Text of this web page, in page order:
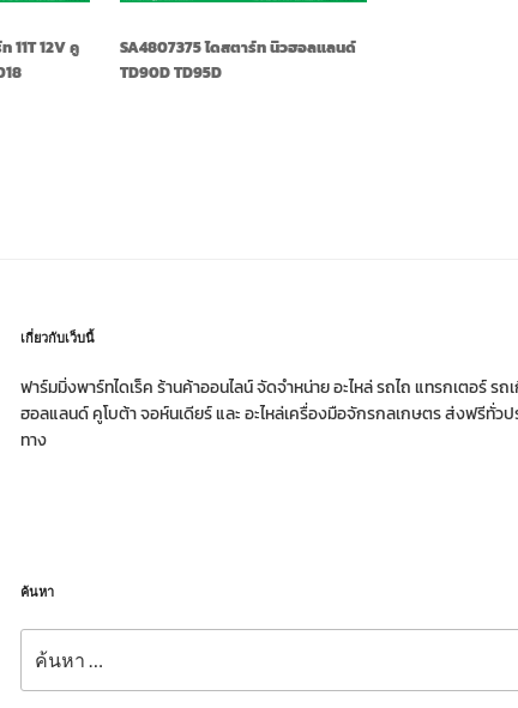
11T 12V คู
SA4807375 ไดสตาร์ท นิวฮอลแลนด์
TD90D TD95D
เกี่ยวกับเว็บนี้
ฟาร์มมิ่งพาร์ทไดเร็ค ร้านค้าออนไลน์ จัดจำหน่าย อะไหล่ รถไถ แทรกเตอร์ ร
ฮอลแลนด์ คูโบต้า จอห์นเดียร์ และ อะไหล่เครื่องมือจักรกลเกษตร ส่งฟรีทั่วป
ทาง
ค้นหา